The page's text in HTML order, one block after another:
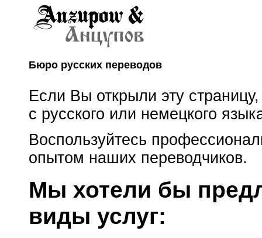
Бюро русских переводов
Если Вы открыли эту
с русского или немецкого
Воспользуйтесь
опытом наших переводчиков.
Мы хотели бы
виды услуг: